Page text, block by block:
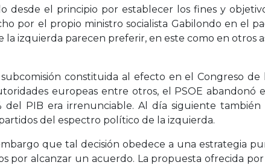
desde el principio por establecer los fines y
por el propio ministro socialista Gabilondo en el
la izquierda parecen preferir, en este como en otros
constituida al efecto en el Congreso
europeas entre otros, el PSOE
PIB era irrenunciable. Al día siguiente
del espectro político de la izquierda.
que tal decisión obedece a una estrategia
por alcanzar un acuerdo. La propuesta ofrecida